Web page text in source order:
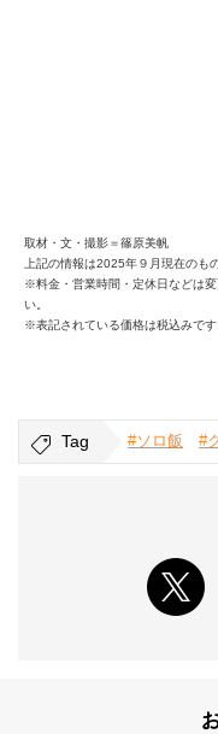
取材・文・撮影＝篠原美帆
上記の情報は2025年９月現在のも
※料金・営業時間・定休日などは
い。
※表記されている価格は税込みです
Tag #ソロ飯 #